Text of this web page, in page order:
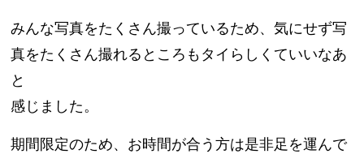
みんな写真をたくさん撮っているため、気にせず写
真をたくさん撮れるところもタイらしくていいなあ
と
感じました。
期間限定のため、お時間が合う方は是非足を運んで